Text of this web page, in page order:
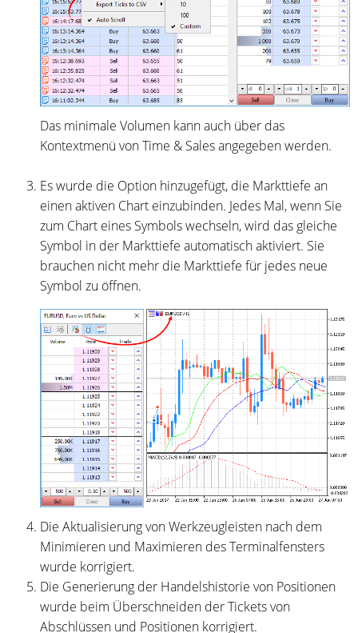
Das minimale Volumen kann auch über das
Kontextmenü von Time & Sales angegeben werden.
Es wurde die Option hinzugefügt, die Markttiefe an
einen aktiven Chart einzubinden. Jedes Mal, wenn Sie
zum Chart eines Symbols wechseln, wird das gleiche
Symbol in der Markttiefe automatisch aktiviert. Sie
brauchen nicht mehr die Markttiefe für jedes neue
Symbol zu öffnen.
Die Aktualisierung von Werkzeugleisten nach dem
Minimieren und Maximieren des Terminalfensters
wurde korrigiert.
Die Generierung der Handelshistorie von Positionen
wurde beim Überschneiden der Tickets von
Abschlüssen und Positionen korrigiert.